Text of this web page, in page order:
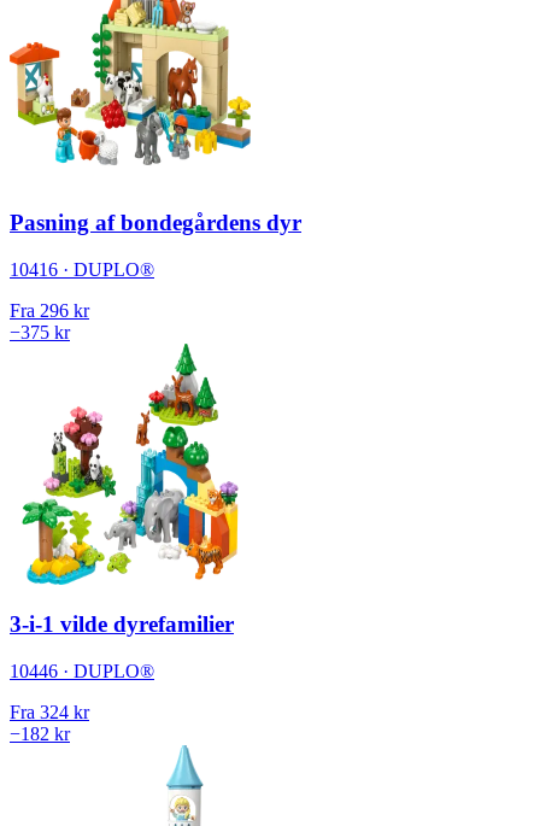
Pasning af bondegårdens dyr
10416 · DUPLO®
Fra 296 kr
−375 kr
3-i-1 vilde dyrefamilier
10446 · DUPLO®
Fra 324 kr
−182 kr